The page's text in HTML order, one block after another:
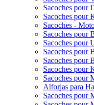
Sacoches pour
Sacoches pour
Sacoches -
Sacoches pour
Sacoches pour
Sacoches pour
Sacoches pour
Sacoches pour
Sacoches pour
Alforjas para
Sacoches pour